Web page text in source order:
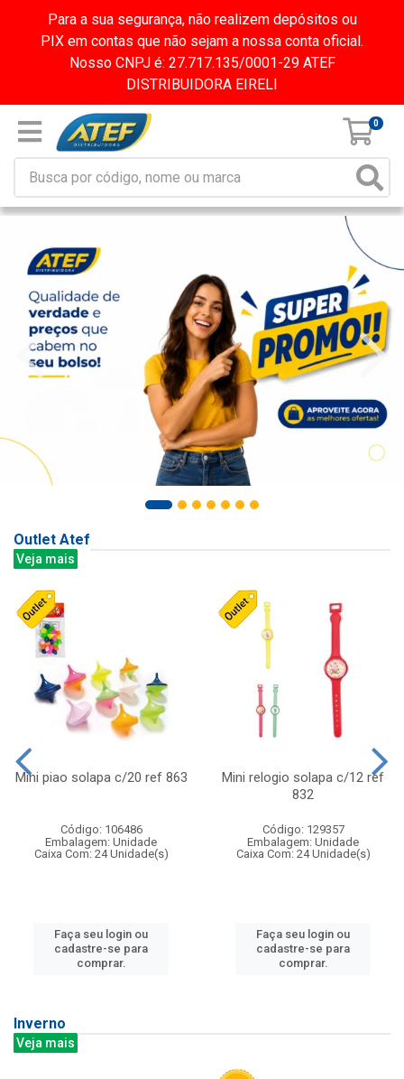
Para a sua segurança, não realizem depósitos ou
PIX em contas que não sejam a nossa conta oficial.
Nosso CNPJ é: 27.717.135/0001-29 ATEF
DISTRIBUIDORA EIRELI
0
Outlet Atef
Veja mais
Mini piao solapa c/20 ref 863
Código: 106486
Embalagem: Unidade
Caixa Com: 24 Unidade(s)
Faça seu login ou
cadastre-se para
comprar.
Mini relogio solapa c/12 ref
832
Código: 129357
Embalagem: Unidade
Caixa Com: 24 Unidade(s)
Faça seu login ou
cadastre-se para
comprar.
Inverno
Veja mais